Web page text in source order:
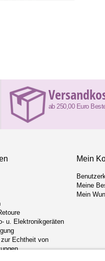
ab 250,00 Euro
u. Elektronikgeräten
zur Echtheit von
Mein
Meine
Mein